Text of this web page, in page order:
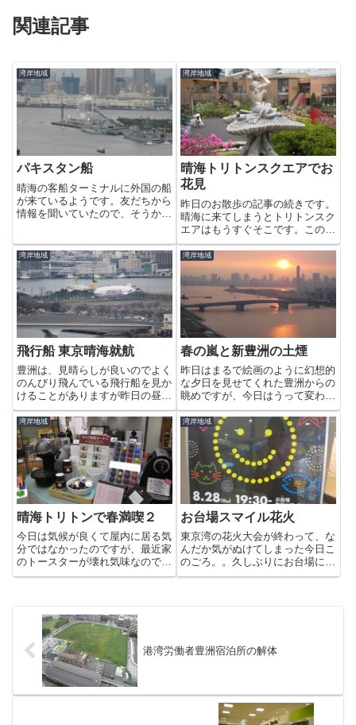
関連記事
湾岸地域
パキスタン船
晴海の客船ターミナルに外国の船
が来ているようです。友だちから
情報を聞いていたので、そうか
ためいているのが見えました。夕
方の晴海方面です。船に灯りがと
もっているのが見えます。すっか
り...
湾岸地域
晴海トリトンスクエアでお
花見
昨日のお散歩の記事の続きです。
晴海に来てしまうとトリトンスク
エアはもうすぐそこです。この間
はギンヨウアカシアが満開でした
が、今回も様々は花々が見頃を迎
えていました。 桜にこだわら
ずに、春の花を見たいのならここ
はオススメです＾＾今回惹き...
湾岸地域
飛行船 東京晴海就航
豊洲は、見晴らしが良いのでよく
のんびり飛んでいる飛行船を見か
けることがありますが昨日の昼
間、晴海に着陸する船を見かけま
した。
湾岸地域
春の嵐と新豊洲の土煙
昨日はまるで絵画のように幻想的
な夕日を見せてくれた豊洲からの
眺めですが、今日はうって変わり
曇天にすごい強風です。新豊洲、
新市場駅の辺りですが、土煙が巻
き上がっています。煙はゆっくり
と東京湾から晴海方向へ流れて行
きました。土壌汚染の処理は３
月...
湾岸地域
晴海トリトンで春満喫２
今日は気候が良くて屋内に居る気
分ではなかったのですが、最近家
のトースターが壊れ気味なので、
212 KITCHEN STOREにだけ寄
素通りでしたが、けっこうおいし
いんですよね。他に...
湾岸地域
お台場スマイル花火
東京湾の花火大会が終わって、な
んだか気がぬけてしまった今日こ
のごろ。。久しぶりにお台場に行
ってきました。するとこんなポス
港湾労働者豊洲宿泊所の解体